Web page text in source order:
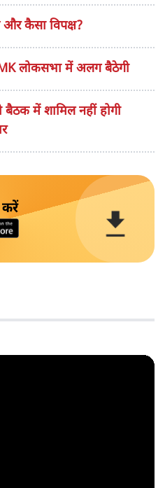
और कैसा विपक्ष?
लोकसभा में अलग बैठेगी
बैठक में शामिल नहीं होगी